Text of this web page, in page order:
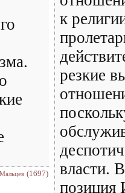
(1697)
к
резкие
власти.
позиция